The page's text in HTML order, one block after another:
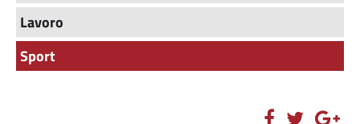
Lavoro
Sport